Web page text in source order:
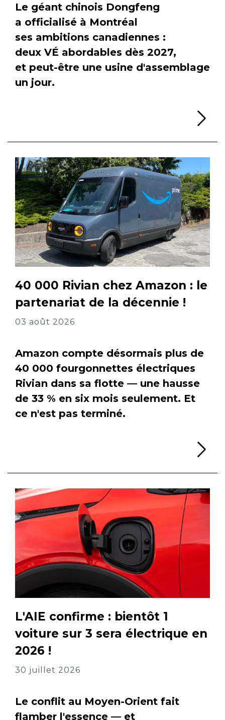
Le géant chinois Dongfeng
a officialisé à Montréal
ses ambitions canadiennes :
deux VÉ abordables dès 2027,
et peut-être une usine d'assemblage
un jour.
40 000 Rivian chez Amazon : le
partenariat de la décennie !
03 août 2026
Amazon compte désormais plus de
40 000 fourgonnettes électriques
Rivian dans sa flotte — une hausse
de 33 % en six mois seulement. Et
ce n'est pas terminé.
L'AIE confirme : bientôt 1
voiture sur 3 sera électrique en
2026 !
30 juillet 2026
Le conflit au Moyen-Orient fait
flamber l'essence — et